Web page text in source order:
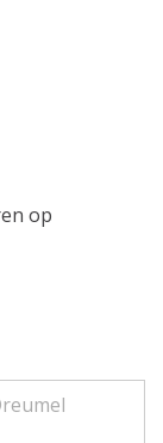
op